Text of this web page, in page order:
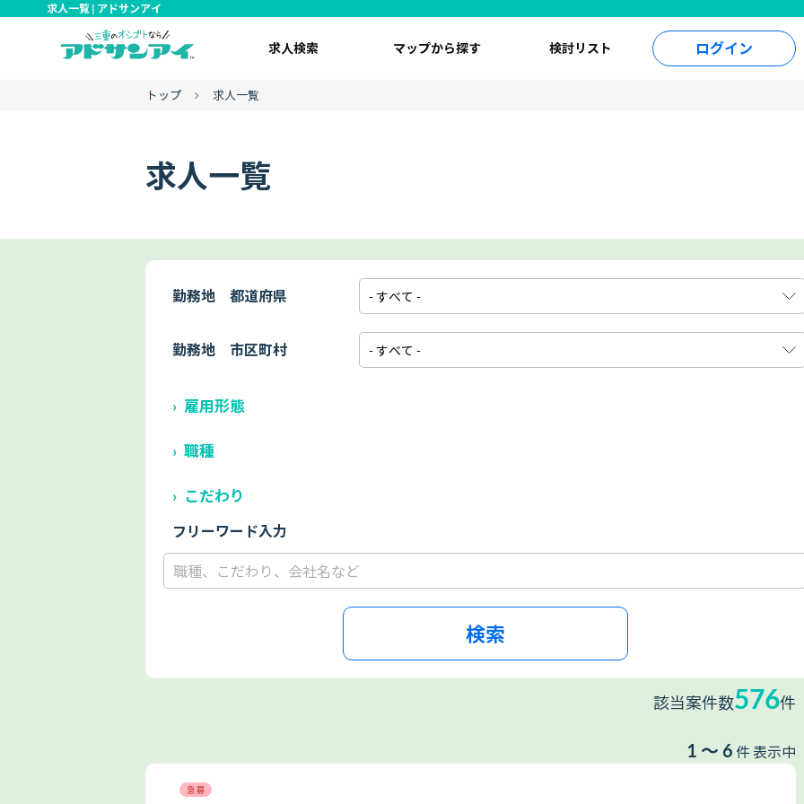
求人一覧 | アドサンアイ
求人検索 マップから探す 検討リスト ログイン
トップ 求人一覧
求人一覧
勤務地 都道府県
勤務地 市区町村
フリーワード入力
雇用形態
職種
こだわり
該当案件数576件
1 ～ 6 件 表示中
急募